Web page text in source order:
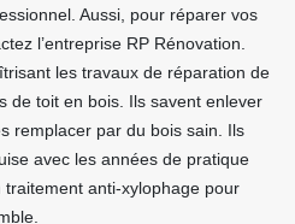
Aussi, pour réparer vos
l’entreprise RP Rénovation.
les travaux de réparation de
de toit en bois. Ils savent enlever
remplacer par du bois sain. Ils
avec les années de pratique
anti-xylophage pour